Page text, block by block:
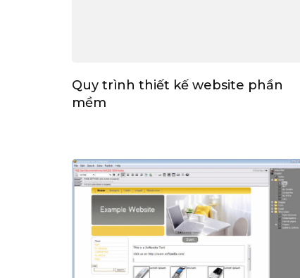
Quy trình thiết kế website phần
mềm